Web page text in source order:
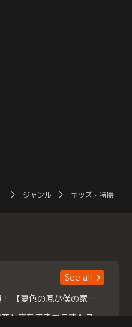
ジャンル キッズ・特撮一覧
See all
浮所飛貴主演！ 【夏色の風が僕の家にやってきた】 本日よりテラサで独占配信スタート！
『夏色の雲が恋と嵐をまきおこす』スペシャルメイキング 【Part1】2026年７月18日（土）23時30分～配信スタート！話題のシーンの裏側を大公開！豪華キャスト大集合！ 『武宮家 真夏の家族会議』開催！